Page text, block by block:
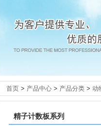
首页 > 产品中心 > 产品分类 > 动
精子计数板系列